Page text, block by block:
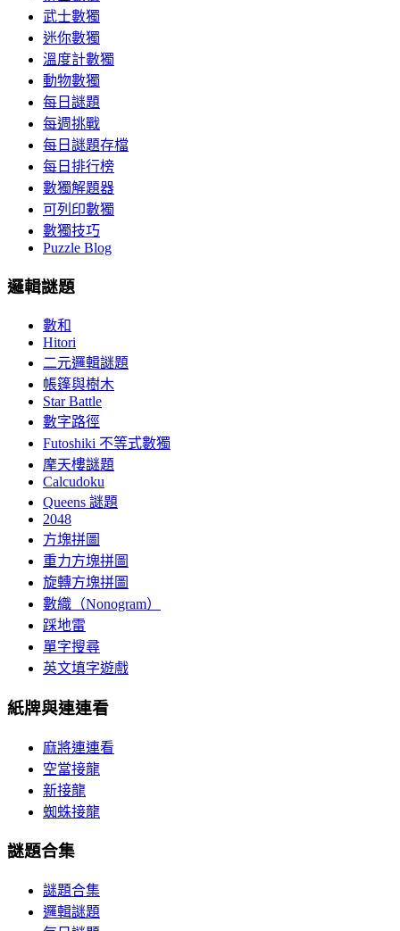
武士數獨
迷你數獨
溫度計數獨
動物數獨
每日謎題
每週挑戰
每日謎題存檔
每日排行榜
數獨解題器
可列印數獨
數獨技巧
Puzzle Blog
邏輯謎題
數和
Hitori
二元邏輯謎題
帳篷與樹木
Star Battle
數字路徑
Futoshiki 不等式數獨
摩天樓謎題
Calcudoku
Queens 謎題
2048
方塊拼圖
重力方塊拼圖
旋轉方塊拼圖
數織（Nonogram）
踩地雷
單字搜尋
英文填字遊戲
紙牌與連連看
麻將連連看
空當接龍
新接龍
蜘蛛接龍
謎題合集
謎題合集
邏輯謎題